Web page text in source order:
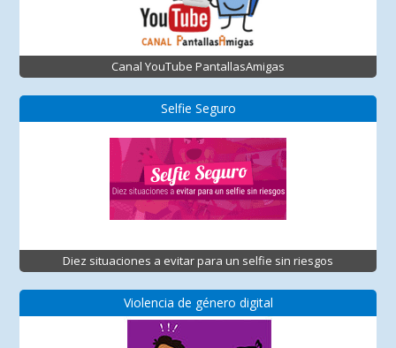
Canal YouTube PantallasAmigas
Selfie Seguro
Diez situaciones a evitar para un selfie sin riesgos
Violencia de género digital